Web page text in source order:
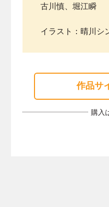
古川慎、堀江瞬
イラスト：晴川シ
作品サ
購入